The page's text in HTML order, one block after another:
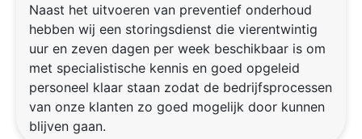
Naast het uitvoeren van preventief onderhoud
hebben wij een storingsdienst die vierentwintig
uur en zeven dagen per week beschikbaar is om
met specialistische kennis en goed opgeleid
personeel klaar staan zodat de bedrijfsprocessen
van onze klanten zo goed mogelijk door kunnen
blijven gaan.